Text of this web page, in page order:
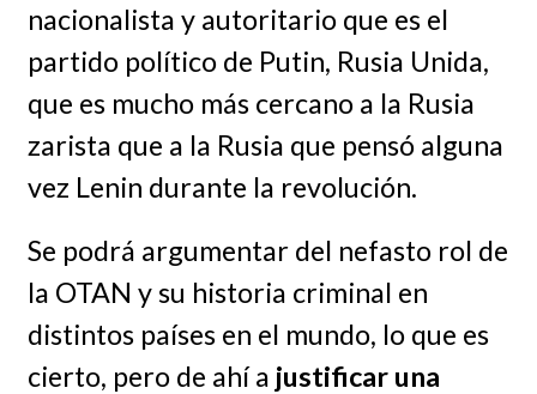
nacionalista y autoritario que es el
partido político de Putin, Rusia Unida,
que es mucho más cercano a la Rusia
zarista que a la Rusia que pensó alguna
vez Lenin durante la revolución.
Se podrá argumentar del nefasto rol de
la OTAN y su historia criminal en
distintos países en el mundo, lo que es
cierto, pero de ahí a justificar una